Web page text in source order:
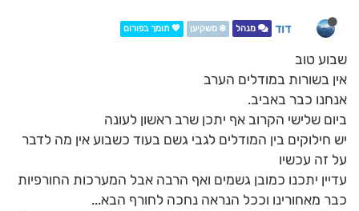
דוד מנהל ❄️ משקיען 💖 תומך בפורום
שבוע טוב
אין בשורות במודלים הערב
אנחנו כבר באביב.
ביום שלישי הקרוב אף יתכן שרב ראשון לעונה
יש חילוקים בין המודלים לגבי גשם בעוד כשבוע אין מה לדבר
על זה עכשיו
עדיין יתכנו כמובן גשמים ואף הרבה אבל המערכות החורפיות
כבר מאחורינו וככל הנראה נחכה לחורף הבא...